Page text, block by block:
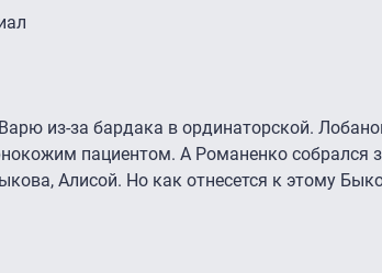
из-за бардака в ординаторской.
пациентом. А Романенко собрался
Алисой. Но как отнесется к этому